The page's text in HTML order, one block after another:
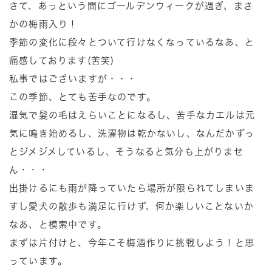
さて、あっという間にゴールデンウィークが過ぎ、まさ
かの梅雨入り！
季節の変化に段々とついて行けなくなっているなあ、と
痛感しております(苦笑)
私事ではございますが・・・
この季節、とても苦手なのです。
湿気で髪の毛はえらいことになるし、苦手なカエルは元
気に鳴き始めるし、洗濯物は乾かないし、なんだかずっ
とジメジメしているし、そうなると気分も上がりませ
ん・・・
出掛けるにも雨が降っていたら場所が限られてしまいま
すし愛犬の散歩も満足に行けず、何か楽しいことないか
なあ、と模索中です。
まずは片付けと、今年こそ梅酒作りに挑戦しよう！と思
っています。